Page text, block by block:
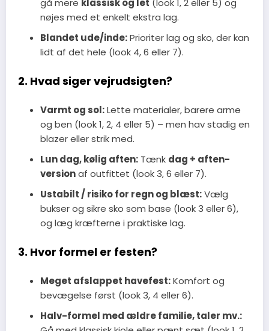
nøjes med et enkelt ekstra lag.
Blandet ude/inde:Prioriter lag og sko, der kan
lidt af det hele (look 4, 6 eller 7).
2. Hvad siger vejrudsigten?
Varmt og sol:Lette materialer, barere arme
og ben (look 1, 2, 4 eller 5) – men hav stadig en
blazer eller strik med.
Lun dag, kølig aften:Tænk dag + aften-
versionaf outfittet (look 3, 6 eller 7).
Ustabilt / risiko for regn og blæst:Vælg
bukser og sikre sko som base (look 3 eller 6),
og læg kræfterne i praktiske lag.
3. Hvor formel er festen?
Meget afslappet havefest:Komfort og
bevægelse først (look 3, 4 eller 6).
Halv-formel med ældre familie, taler mv.: